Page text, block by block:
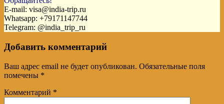
E-mail: visa@india-trip.ru
Whatsapp: +79171147744
Telegram: @india_trip_ru
Добавить комментарий
Ваш адрес email не будет опубликован. Обязательные поля
помечены *
Комментарий *